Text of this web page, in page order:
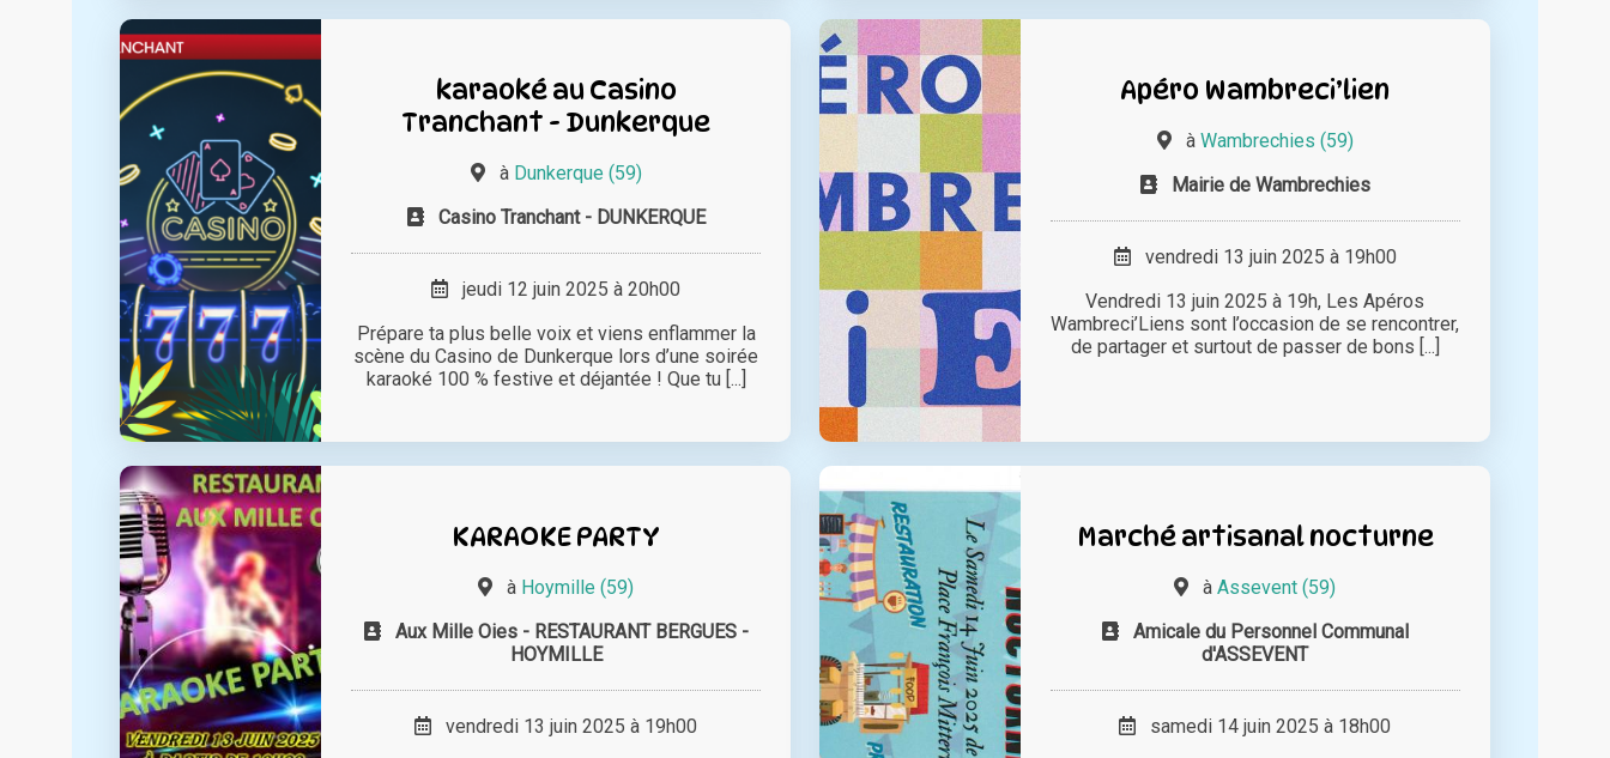
karaoké au Casino
Tranchant - Dunkerque
à Dunkerque (59)
Casino Tranchant - DUNKERQUE
jeudi 12 juin 2025 à 20h00
Prépare ta plus belle voix et viens enflammer la
scène du Casino de Dunkerque lors d’une soirée
karaoké 100 % festive et déjantée ! Que tu [...]
Apéro Wambreci’lien
à Wambrechies (59)
Mairie de Wambrechies
vendredi 13 juin 2025 à 19h00
Vendredi 13 juin 2025 à 19h, Les Apéros
Wambreci’Liens sont l’occasion de se rencontrer,
de partager et surtout de passer de bons [...]
KARAOKE PARTY
à Hoymille (59)
Aux Mille Oies - RESTAURANT BERGUES -
HOYMILLE
vendredi 13 juin 2025 à 19h00
Marché artisanal nocturne
àAssevent (59)
Amicale du Personnel Communal
d'ASSEVENT
samedi 14 juin 2025 à 18h00